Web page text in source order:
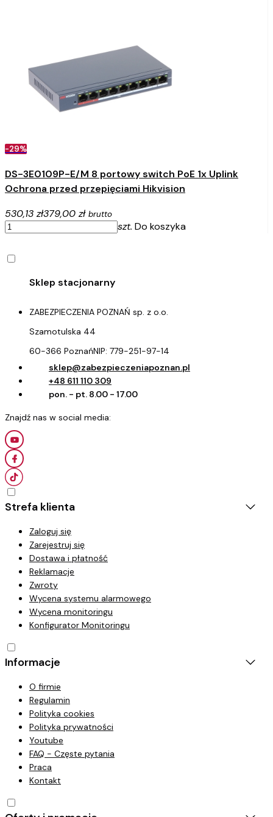
-29%
DS-3E0109P-E/M 8 portowy switch PoE 1x Uplink
Ochrona przed przepięciami Hikvision
530,13 zł379,00 zł brutto
szt. Do koszyka
ZABEZPIECZENIA POZNAŃ sp. z o.o.
Szamotulska 44
60-366 PoznańNIP: 779-251-97-14
sklep@zabezpieczeniapoznan.pl
+48 611 110 309
pon. - pt. 8.00 - 17.00
Strefa klienta
Zaloguj się
Zarejestruj się
Dostawa i płatność
Reklamacje
Zwroty
Wycena systemu alarmowego
Wycena monitoringu
Konfigurator Monitoringu
Informacje
O firmie
Regulamin
Polityka cookies
Polityka prywatności
Youtube
FAQ - Częste pytania
Praca
Kontakt